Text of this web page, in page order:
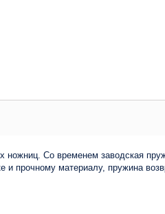
Со временем заводская
и прочному материалу, пружина